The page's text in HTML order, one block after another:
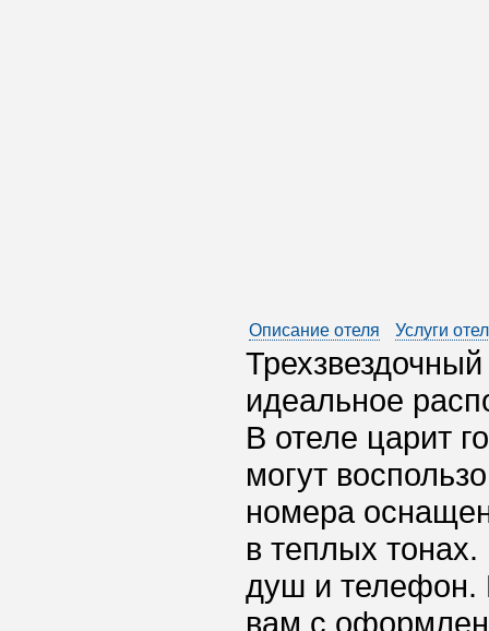
Описание отеля Услуги
идеальное
В отеле царит
могут
номера
в теплых
душ и телефон.
вам с